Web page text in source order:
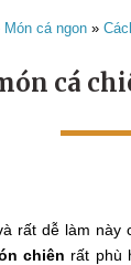
Món cá ngon »
cá
rất dễ làm này
chiên rất phù